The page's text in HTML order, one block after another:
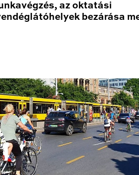
az oktatási
bezárása